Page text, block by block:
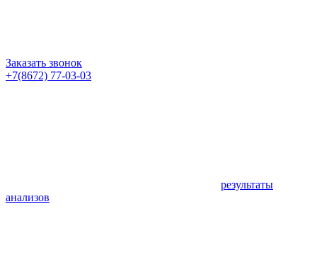
Заказать звонок
+7(8672) 77-03-03
результаты
анализов